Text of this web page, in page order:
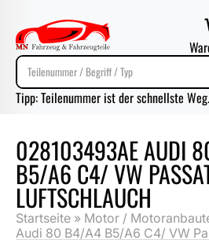
Tipp: Teilenummer ist der schnellste Weg.
028103493AE AUDI
B5/A6 C4/ VW
LUFTSCHLAUCH
Startseite » Motor /
Audi 80 B4/A4 B5/A6 C4/ VW